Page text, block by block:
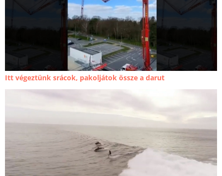
Itt végeztünk srácok, pakoljátok össze a darut